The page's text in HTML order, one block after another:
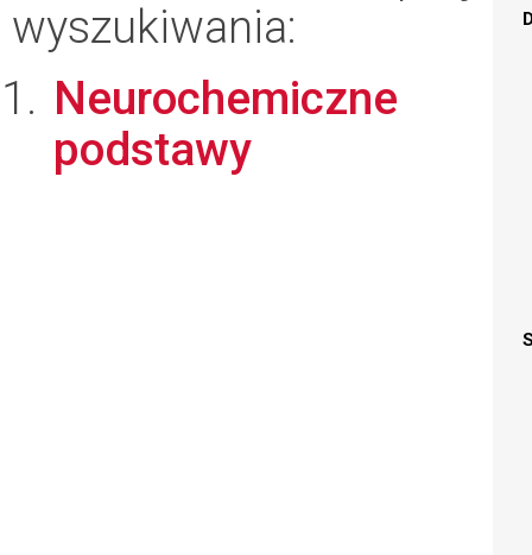
wyszukiwania:
Neurochemiczne
podstawy